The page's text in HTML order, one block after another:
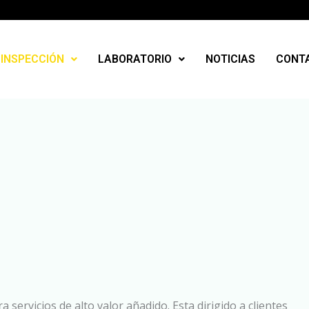
INSPECCIÓN LABORATORIO NOTICIAS
servicios de alto valor añadido. Esta dirigido a clientes